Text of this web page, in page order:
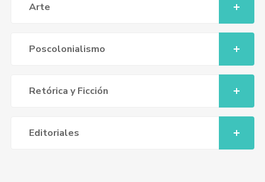
Arte
Poscolonialismo
Retórica y Ficción
Editoriales